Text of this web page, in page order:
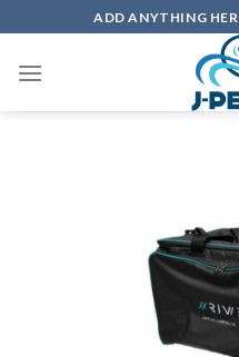
to
content
ADD ANYTHING